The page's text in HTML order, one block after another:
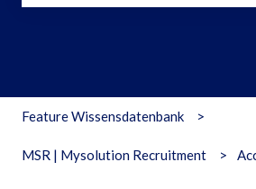
Feature Wissensdatenbank
MSR | Mysolution Recruitment